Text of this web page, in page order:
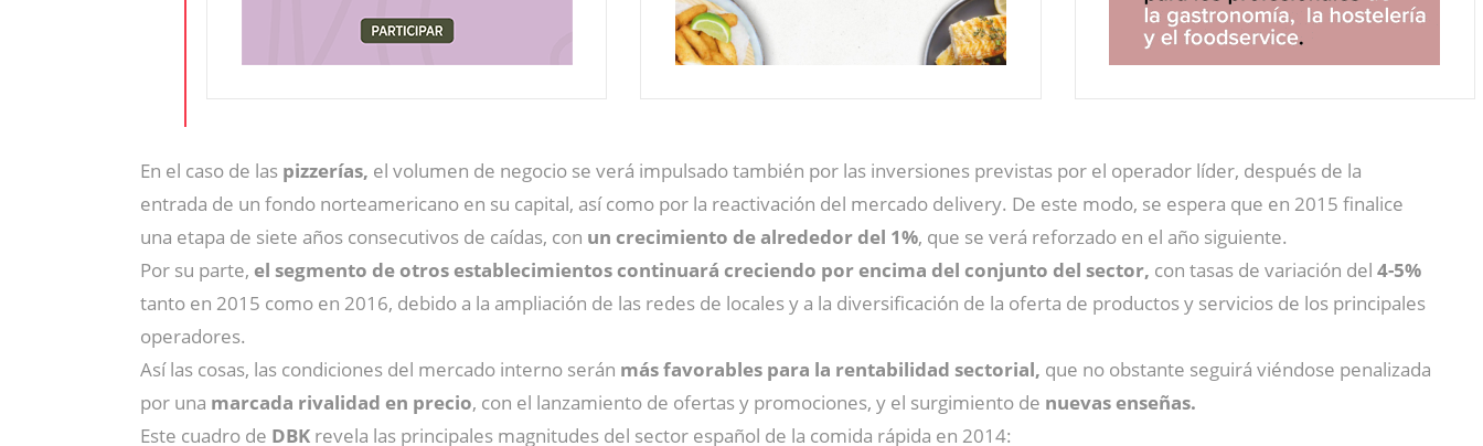
En el caso de las pizzerías, el volumen de negocio se verá impulsado también por las inversiones previstas por el operador líder, después de la
entrada de un fondo norteamericano en su capital, así como por la reactivación del mercado delivery. De este modo, se espera que en 2015 finalice
una etapa de siete años consecutivos de caídas, con un crecimiento de alrededor del 1%, que se verá reforzado en el año siguiente.
Por su parte, el segmento de otros establecimientos continuará creciendo por encima del conjunto del sector, con tasas de variación del 4-5%
tanto en 2015 como en 2016, debido a la ampliación de las redes de locales y a la diversificación de la oferta de productos y servicios de los principales
operadores.
Así las cosas, las condiciones del mercado interno serán más favorables para la rentabilidad sectorial, que no obstante seguirá viéndose penalizada
por una marcada rivalidad en precio, con el lanzamiento de ofertas y promociones, y el surgimiento de nuevas enseñas.
Este cuadro de DBK revela las principales magnitudes del sector español de la comida rápida en 2014: